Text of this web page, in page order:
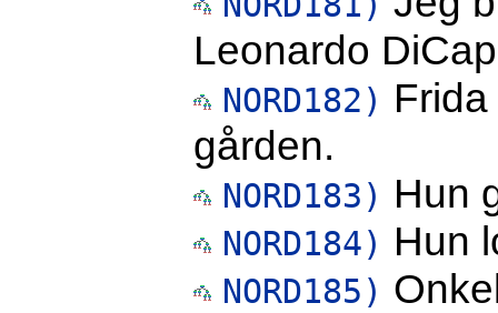
Leonardo
NORD182)
gården.
NORD183) Hun
NORD184) Hun
NORD185)